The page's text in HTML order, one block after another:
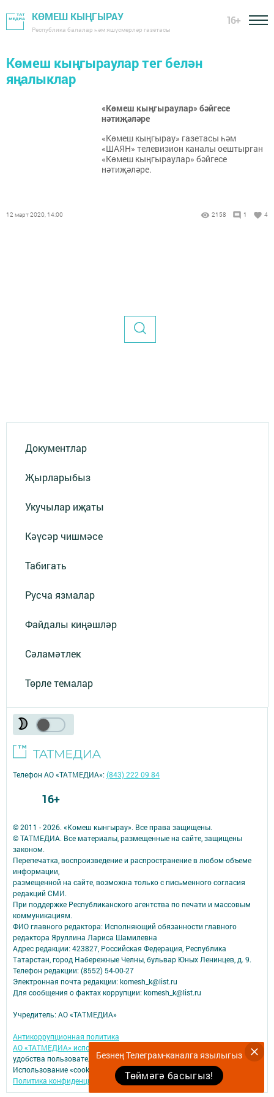
КӨМЕШ КЫҢГЫРАУ
Республика балалар һәм яшүсмерләр газетасы
16+
Көмеш кыңгыраулар тег белән
яңалыклар
«Көмеш кыңгыраулар» бәйгесе
нәтиҗәләре
«Көмеш кыңгырау» газетасы һәм
«ШАЯН» телевизион каналы оештырган
«Көмеш кыңгыраулар» бәйгесе
нәтиҗәләре.
12 март 2020, 14:00 2158 1 4
Документлар
Җырларыбыз
Укучылар иҗаты
Кәүсәр чишмәсе
Табигать
Русча язмалар
Файдалы киңәшләр
Сәламәтлек
Төрле темалар
Безнең Телеграм-каналга язылыгыз
Төймәгә басыгыз!
© 2011 - 2026. «Комеш кынгырау». Все права защищены.
© ТАТМЕДИА. Все материалы, размещенные на сайте, защищены
законом.
Перепечатка, воспроизведение и распространение в любом объеме
информации,
размещенной на сайте, возможна только с письменного согласия
редакций СМИ.
При поддержке Республиканского агентства по печати и массовым
коммуникациям.
ФИО главного редактора: Исполняющий обязанности главного
редактора Яруллина Лариса Шамилевна
Адрес редакции: 423827, Российская Федерация, Республика
Татарстан, город Набережные Челны, бульвар Юных Ленинцев, д. 9.
Телефон редакции: (8552) 54-00-27
Электронная почта редакции: komesh_k@list.ru
Для сообщения о фактах коррупции: komesh_k@list.ru
Учредитель: АО «ТАТМЕДИА»
Антикоррупционная политика
АО «ТАТМЕДИА» использует «cookie»
для персонализации сервисов и
удобства пользователей сайтом.
Использование «cookie» можно отменить в настройках браузера.
Политика конфиденциальности
Телефон АО «ТАТМЕДИА»:(843) 222 09 84
16+